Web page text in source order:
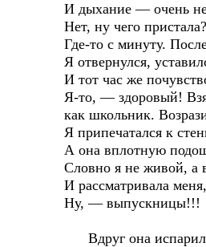
И дыхание — очень
Нет, ну чего
Где-то с минуту.
Я отвернулся,
И тот час же
Я-то, — здоровый!
как школьник.
Я припечатался к
А она вплотную
Словно я не живой, а
И рассматривала
Ну, — выпускницы!!!
Вдруг она